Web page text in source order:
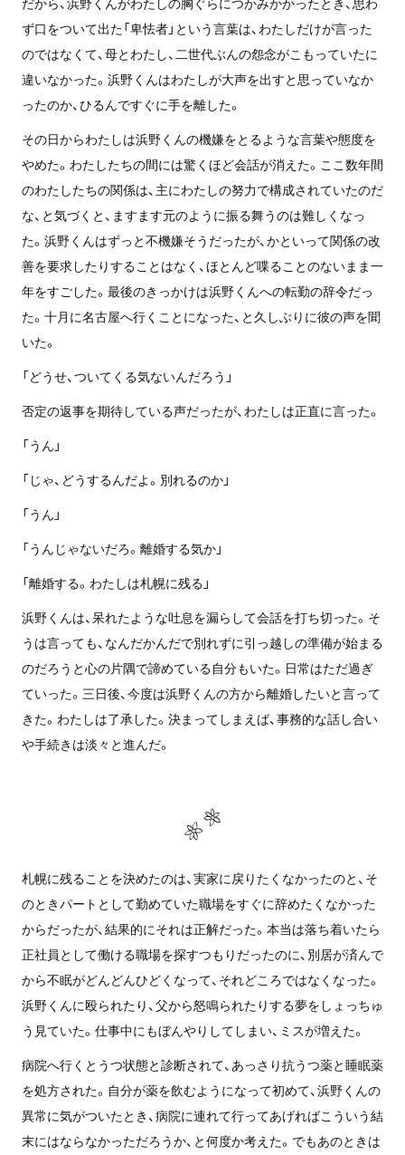
ず口をついて出た「卑怯者」という言葉は、わたしだけが言った
のではなくて、母とわたし、二世代ぶんの怨念がこもっていたに
違いなかった。浜野くんはわたしが大声を出すと思っていなか
ったのか、ひるんですぐに手を離した。
その日からわたしは浜野くんの機嫌をとるような言葉や態度を
やめた。わたしたちの間には驚くほど会話が消えた。ここ数年間
のわたしたちの関係は、主にわたしの努力で構成されていたのだ
な、と気づくと、ますます元のように振る舞うのは難しくなっ
た。浜野くんはずっと不機嫌そうだったが、かといって関係の改
善を要求したりすることはなく、ほとんど喋ることのないまま一
年をすごした。最後のきっかけは浜野くんへの転勤の辞令だっ
た。十月に名古屋へ行くことになった、と久しぶりに彼の声を聞
いた。
「どうせ、ついてくる気ないんだろう」
否定の返事を期待している声だったが、わたしは正直に言った。
「うん」
「じゃ、どうするんだよ。別れるのか」
「うん」
「うんじゃないだろ。離婚する気か」
「離婚する。わたしは札幌に残る」
浜野くんは、呆れたような吐息を漏らして会話を打ち切った。そ
うは言っても、なんだかんだで別れずに引っ越しの準備が始まる
のだろうと心の片隅で諦めている自分もいた。日常はただ過ぎ
ていった。三日後、今度は浜野くんの方から離婚したいと言って
きた。わたしは了承した。決まってしまえば、事務的な話し合い
や手続きは淡々と進んだ。
札幌に残ることを決めたのは、実家に戻りたくなかったのと、そ
のときパートとして勤めていた職場をすぐに辞めたくなかった
からだったが、結果的にそれは正解だった。本当は落ち着いたら
正社員として働ける職場を探すつもりだったのに、別居が済んで
から不眠がどんどんひどくなって、それどころではなくなった。
浜野くんに殴られたり、父から怒鳴られたりする夢をしょっちゅ
う見ていた。仕事中にもぼんやりしてしまい、ミスが増えた。
病院へ行くとうつ状態と診断されて、あっさり抗うつ薬と睡眠薬
を処方された。自分が薬を飲むようになって初めて、浜野くんの
異常に気がついたとき、病院に連れて行ってあげればこういう結
末にはならなかっただろうか、と何度か考えた。でもあのときは